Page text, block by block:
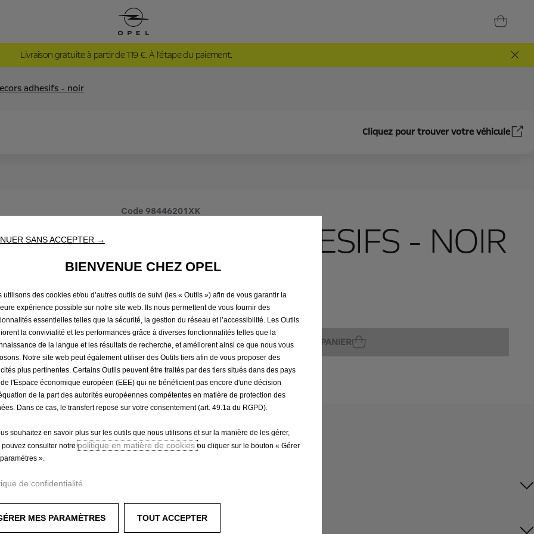
Livraison gratuite à partir de 119 €. À l’étape du paiement.
adhesifs - noir
Cliquez pour trouver votre véhicule
Code 98446201XK
DECORS ADHESIFS - NOIR
114,40 €
P
r
i
c
e
i
s
1
1
,
4
-
+
Q
u
n
t
i
y
u
AJOUTER AU PANIER
Paiement en plusieurs fois
une touche personnelle à votre Astra.
SANS ACCEPTER →
BIENVENUE CHEZ OPEL
utilisons des cookies et/ou d’autres outils de suivi (les « Outils ») afin de vous garantir la
expérience possible sur notre site web. Ils nous permettent de vous fournir des
essentielles telles que la sécurité, la gestion du réseau et l’accessibilité. Les Outils
la convivialité et les performances grâce à diverses fonctionnalités telles que la
de la langue et les résultats de recherche, et améliorent ainsi ce que nous vous
Notre site web peut également utiliser des Outils tiers afin de vous proposer des
plus pertinentes. Certains Outils peuvent être traités par des tiers situés dans des pays
l'Espace économique européen (EEE) qui ne bénéficient pas encore d'une décision
de la part des autorités européennes compétentes en matière de protection des
Dans ce cas, le transfert repose sur votre consentement (art. 49.1a du RGPD).
souhaitez en savoir plus sur les outils que nous utilisons et sur la manière de les gérer,
pouvez consulter notrepolitique en matière de cookies ou cliquer sur le bouton « Gérer
».
de confidentialité
GÉRER MES PARAMÈTRES TOUT ACCEPTER